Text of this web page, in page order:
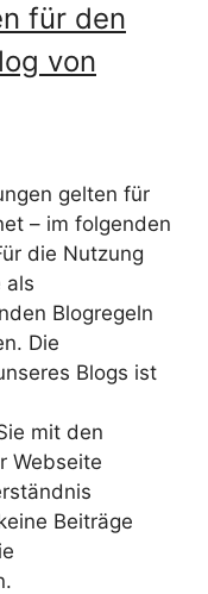
für den
von
gelten für
– im folgenden
die Nutzung
als
Blogregeln
Die
Blogs ist
mit den
Webseite
Beiträge